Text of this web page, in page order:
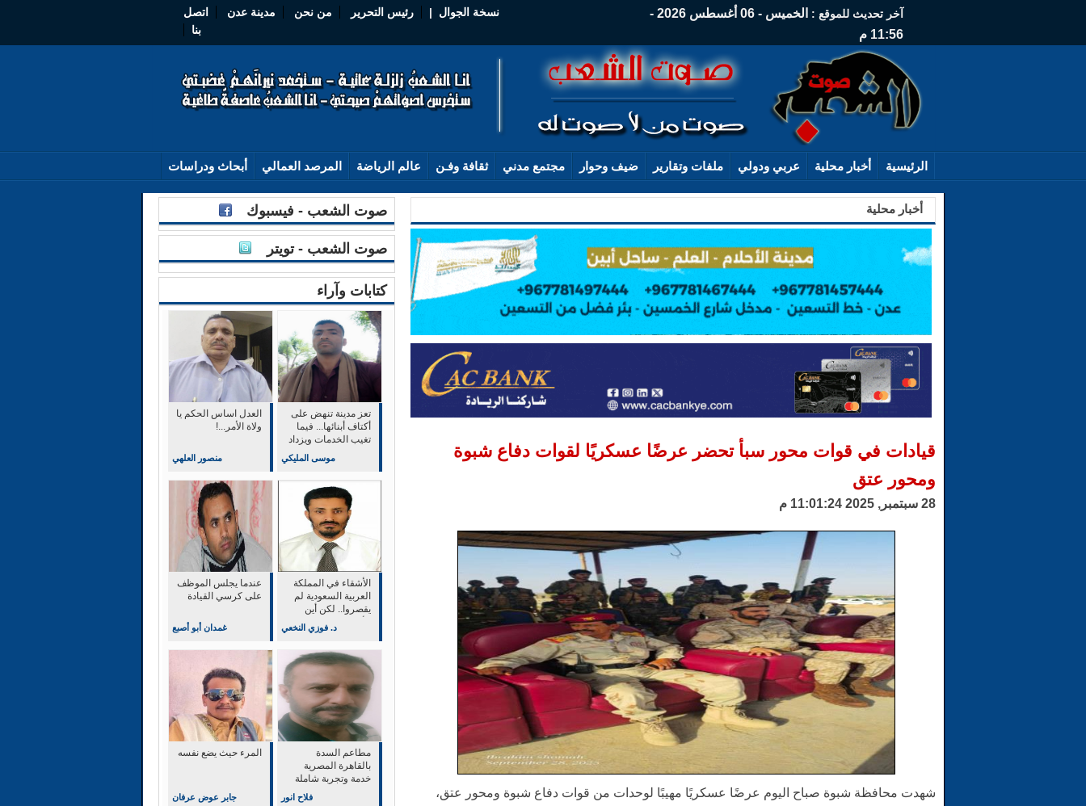
آخر تحديث للموقع :
الخميس - 06 أغسطس 2026 -
11:56 م
نسخة الجوال | رئيس التحرير من نحن مدينة عدن
اتصل
بنا
الرئيسية أخبار محلية عربي ودولي ملفات وتقارير ضيف وحوار مجتمع مدني ثقافة وفـن عالم الرياضة المرصد العمالي أبحاث ودراسات
صوت الشعب - فيسبوك
صوت الشعب - تويتر
كتابات وآراء
العدل اساس الحكم يا
ولاة الأمر...!
منصور العلهي
تعز مدينة تنهض على
أكتاف أبنائها... فيما
تغيب الخدمات ويزداد
موسى المليكي
عندما يجلس الموظف
على كرسي القيادة
غمدان أبو أصبع
الأشقاء في المملكة
العربية السعودية لم
يقصروا.. لكن أين
د. فوزي النخعي
المرء حيث يضع نفسه
جابر عوض عرفان
مطاعم السدة
بالقاهرة المصرية
خدمة وتجربة شاملة
في التميز والابداعفلاح انور
أخبار محلية
قيادات في قوات محور سبأ تحضر عرضًا عسكريًا لقوات دفاع شبوة
ومحور عتق
28 سبتمبر, 2025 11:01:24 م
شهدت محافظة شبوة صباح اليوم عرضًا عسكريًا مهيبًا لوحدات من قوات دفاع شبوة ومحور عتق،